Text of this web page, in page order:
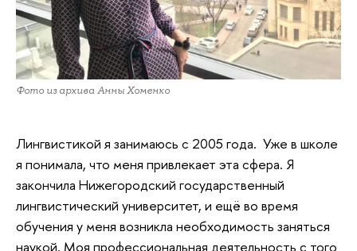
Фото из архива Анны Хоменко
Лингвистикой я занимаюсь с 2005 года. Уже в школе
я понимала, что меня привлекает эта сфера. Я
закончила Нижегородский государственный
лингвистический университет, и ещё во время
обучения у меня возникла необходимость заняться
наукой. Моя профессиональная деятельность с того